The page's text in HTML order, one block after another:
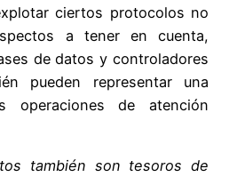
ciertos protocolos no
a tener en cuenta,
de datos y controladores
pueden representar una
operaciones de atención
también son tesoros de